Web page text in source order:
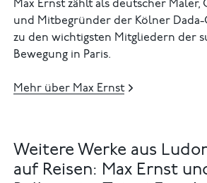
Max Ernst zählt als deutscher Maler,
und Mitbegründer der Kölner Dada-
zu den wichtigsten Mitgliedern der
Bewegung in Paris.
Mehr über Max Ernst
Weitere Werke aus
auf Reisen: Max Ernst